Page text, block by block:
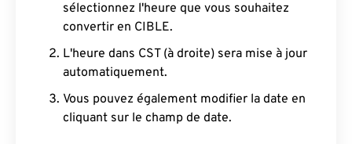
sélectionnez l'heure que vous souhaitez
convertir en CIBLE.
L'heure dans CST (à droite) sera mise à jour
automatiquement.
Vous pouvez également modifier la date en
cliquant sur le champ de date.